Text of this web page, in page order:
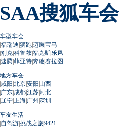
SAA搜狐车会
车型车会
|福瑞迪|狮跑|迈腾|宝马
|别克|科鲁兹|福克斯|乐风
|速腾|菲亚特|奔驰|赛拉图
地方车会
|咸阳|北京|安阳|山西
|广东|成都|江苏|河北
|辽宁| 上海|广州 |深圳
车友生活
|自驾游|挑战之旅|9421